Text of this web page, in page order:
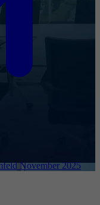
November 2025